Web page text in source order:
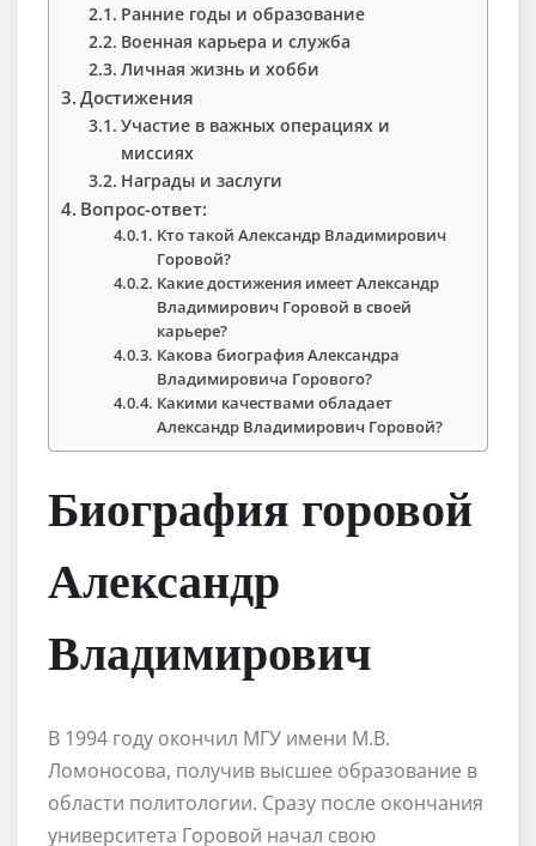
Ранние годы и образование
Военная карьера и служба
Личная жизнь и хобби
Достижения
Участие в важных операциях и
миссиях
Награды и заслуги
Вопрос-ответ:
Кто такой Александр Владимирович
Горовой?
Какие достижения имеет Александр
Владимирович Горовой в своей
карьере?
Какова биография Александра
Владимировича Горового?
Какими качествами обладает
Александр Владимирович Горовой?
Биография горовой
Александр
Владимирович
В 1994 году окончил МГУ имени М.В.
Ломоносова, получив высшее образование в
области политологии. Сразу после окончания
университета Горовой начал свою